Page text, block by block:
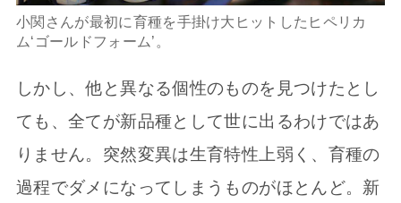
小関さんが最初に育種を手掛け大ヒットしたヒペリカ
ム‘ゴールドフォーム’。
しかし、他と異なる個性のものを見つけたとし
ても、全てが新品種として世に出るわけではあ
りません。突然変異は生育特性上弱く、育種の
過程でダメになってしまうものがほとんど。新